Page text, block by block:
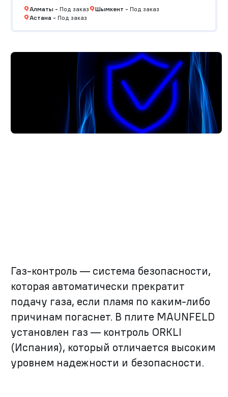
Алматы- Под заказ Шымкент - Под заказ
Астана- Под заказ
Газ-контроль — система безопасности,
которая автоматически прекратит
подачу газа, если пламя по каким-либо
причинам погаснет. В плите MAUNFELD
установлен газ — контроль ORKLI
(Испания), который отличается высоким
уровнем надежности и безопасности.